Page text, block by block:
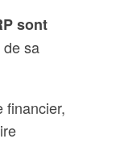
sont
sa
financier,